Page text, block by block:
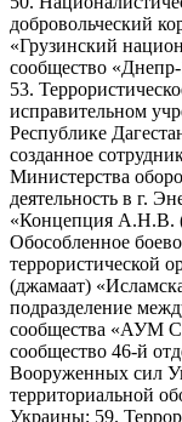
добровольческий
«Грузинский
сообщество
53.
исправительном
Республике
созданное
Министерства
деятельность в г.
«Концепция А.Н.В.
Обособленное
террористической
(джамаат)
подразделение
сообщества «АУМ
сообщество 46-й
Вооруженных сил
территориальной
Украины; 59.